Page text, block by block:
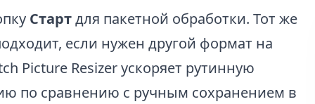
Стартдля пакетной обработки. Тот же
если нужен другой формат на
Picture Resizer ускоряет рутинную
по сравнению с ручным сохранением в